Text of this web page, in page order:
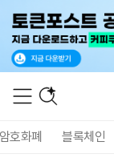
호화폐 블록체인
Ethereum (ETH)